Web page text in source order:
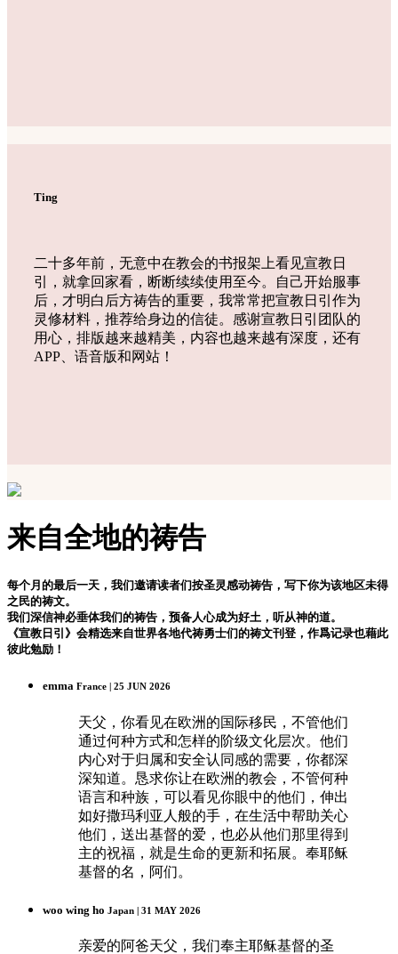
Ting
二十多年前，无意中在教会的书报架上看见宣教日
引，就拿回家看，断断续续使用至今。自己开始服事
后，才明白后方祷告的重要，我常常把宣教日引作为
灵修材料，推荐给身边的信徒。感谢宣教日引团队的
用心，排版越来越精美，内容也越来越有深度，还有
APP、语音版和网站！
来自全地的祷告
每个月的最后一天，我们邀请读者们按圣灵感动祷告，写下你为该地区未得
之民的祷文。
我们深信神必垂体我们的祷告，预备人心成为好土，听从神的道。
《宣教日引》会精选来自世界各地代祷勇士们的祷文刊登，作爲记录也藉此
彼此勉励！
emma France | 25 JUN 2026
天父，你看见在欧洲的国际移民，不管他们
通过何种方式和怎样的阶级文化层次。他们
内心对于归属和安全认同感的需要，你都深
深知道。恳求你让在欧洲的教会，不管何种
语言和种族，可以看见你眼中的他们，伸出
如好撒玛利亚人般的手，在生活中帮助关心
他们，送出基督的爱，也必从他们那里得到
主的祝福，就是生命的更新和拓展。奉耶稣
基督的名，阿们。
woo wing ho Japan | 31 MAY 2026
亲爱的阿爸天父，我们奉主耶稣基督的圣